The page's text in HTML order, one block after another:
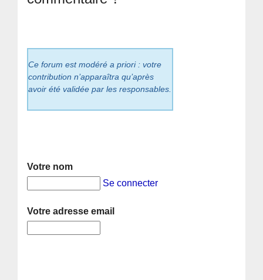
Ce forum est modéré a priori : votre
contribution n’apparaîtra qu’après
avoir été validée par les responsables.
Votre nom
Se connecter
Votre adresse email